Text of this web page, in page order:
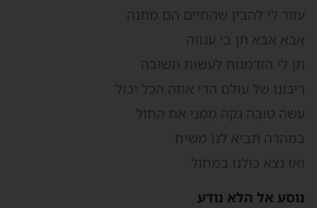
לי להבין שהחיים הם מתנה
אבא תן בי ענווה
לי הזדמנות לעשות תשובה
של עולם הרי אתה הכל יכול
טובה נקה ממני את החול
תביא לנו משיח
נצא כולנו במחול
אל הלא נודע